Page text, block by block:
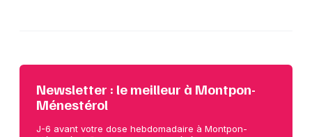
Newsletter : le meilleur à Montpon-
Ménestérol
J-6 avant votre dose hebdomadaire à Montpon-